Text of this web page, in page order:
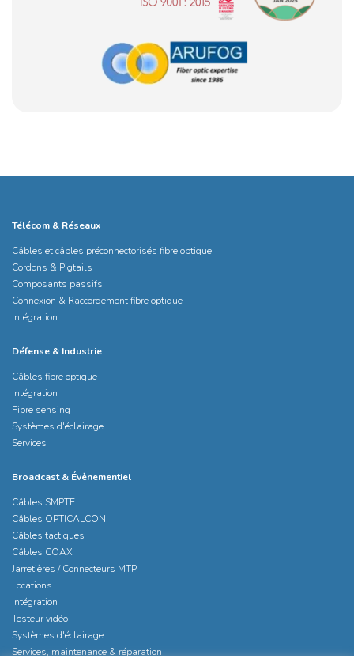
Télécom & Réseaux
Câbles et câbles préconnectorisés fibre optique
Cordons & Pigtails
Composants passifs
Connexion & Raccordement fibre optique
Intégration
Défense & Industrie
Câbles fibre optique
Intégration
Fibre sensing
Systèmes d'éclairage
Services
Broadcast & Évènementiel
Câbles SMPTE
Câbles OPTICALCON
Câbles tactiques
Câbles COAX
Jarretières / Connecteurs MTP
Locations
Intégration
Testeur vidéo
Systèmes d'éclairage
Services, maintenance & réparation